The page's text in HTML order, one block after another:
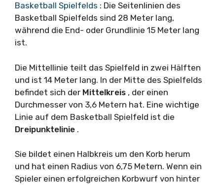
Basketball Spielfelds : Die Seitenlinien des
Basketball Spielfelds sind 28 Meter lang,
während die End- oder Grundlinie 15 Meter lang
ist.
Die Mittellinie teilt das Spielfeld in zwei Hälften
und ist 14 Meter lang. In der Mitte des Spielfelds
befindet sich der Mittelkreis , der einen
Durchmesser von 3,6 Metern hat. Eine wichtige
Linie auf dem Basketball Spielfeld ist die
Dreipunktelinie .
Sie bildet einen Halbkreis um den Korb herum
und hat einen Radius von 6,75 Metern. Wenn ein
Spieler einen erfolgreichen Korbwurf von hinter